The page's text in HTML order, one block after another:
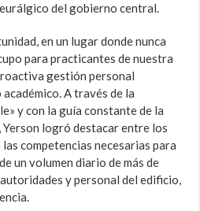
del gobierno central.
en un lugar donde nunca
para practicantes de nuestra
gestión personal
A través de la
y con la guía constante de la
logró destacar entre los
competencias necesarias para
un volumen diario de más de
y personal del edificio,